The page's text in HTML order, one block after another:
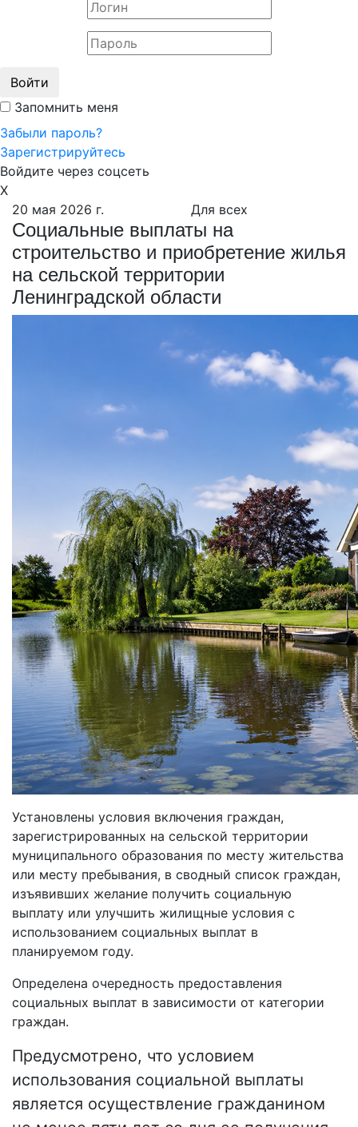
Войти
Запомнить меня
Забыли пароль?
Зарегистрируйтесь
Войдите через соцсеть
X
20 мая 2026 г.
Для всех
Социальные выплаты на
строительство и приобретение жилья
на сельской территории
Ленинградской области
Установлены условия включения граждан,
зарегистрированных на сельской территории
муниципального образования по месту жительства
или месту пребывания, в сводный список граждан,
изъявивших желание получить социальную
выплату или улучшить жилищные условия с
использованием социальных выплат в
планируемом году.
Определена очередность предоставления
социальных выплат в зависимости от категории
граждан.
Предусмотрено, что условием
использования социальной выплаты
является осуществление гражданином